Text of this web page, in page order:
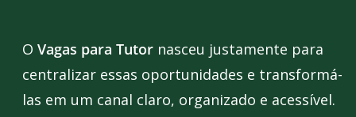
O Vagas para Tutor nasceu justamente para
centralizar essas oportunidades e transformá-
las em um canal claro, organizado e acessível.